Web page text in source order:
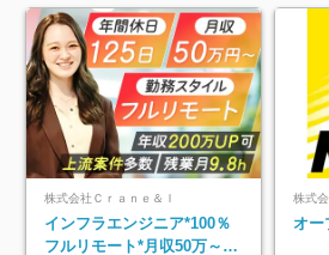
株式会社Ｃｒａｎｅ＆Ｉ
インフラエンジニア*100％
フルリモート*月収50万～*
オー